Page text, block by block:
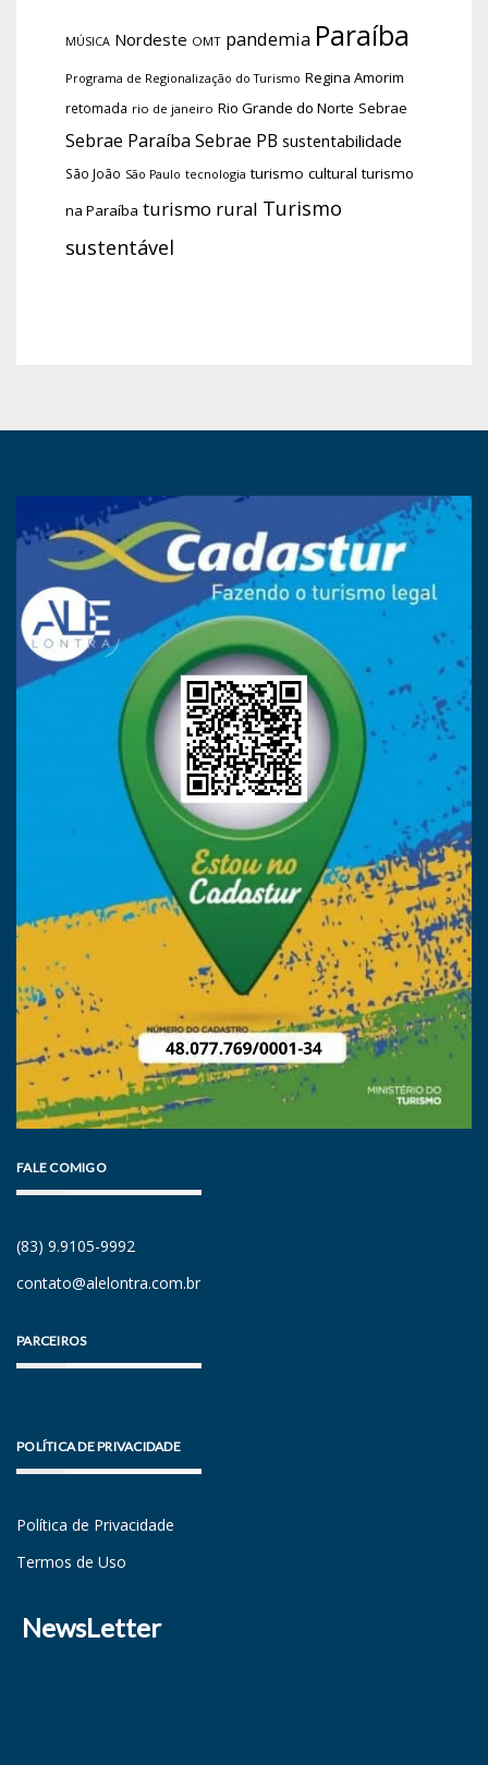
MÚSICA Nordeste OMT pandemia Paraíba
Programa de Regionalização do Turismo Regina Amorim
retomada rio de janeiro Rio Grande do Norte Sebrae
Sebrae Paraíba Sebrae PB sustentabilidade
São João São Paulo tecnologia turismo cultural turismo
na Paraíba turismo rural Turismo
sustentável
FALE COMIGO
(83) 9.9105-9992
contato@alelontra.com.br
PARCEIROS
POLÍTICA DE PRIVACIDADE
Política de Privacidade
Termos de Uso
NewsLetter